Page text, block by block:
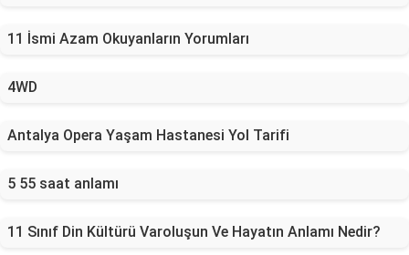
11 İsmi Azam Okuyanların Yorumları
4WD
Antalya Opera Yaşam Hastanesi Yol Tarifi
5 55 saat anlamı
11 Sınıf Din Kültürü Varoluşun Ve Hayatın Anlamı Nedir?